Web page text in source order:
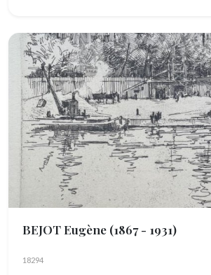
BEJOT Eugène (1867 - 1931)
18294